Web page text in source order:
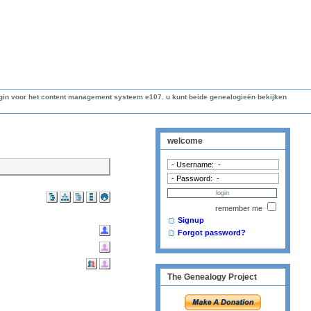
voor het content management systeem e107. u kunt beide genealogieën bekijken
welcome
remember me
Signup
Forgot password?
The Genealogy Project